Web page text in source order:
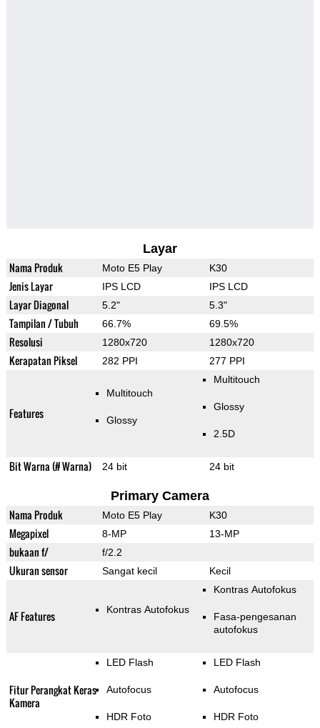
Layar
Nama Produk Moto E5 Play K30
Jenis Layar IPS LCD IPS LCD
Layar Diagonal 5.2" 5.3"
Tampilan / Tubuh 66.7% 69.5%
Resolusi 1280x720 1280x720
Kerapatan Piksel 282 PPI 277 PPI
Features
Multitouch
Glossy
Multitouch
Glossy
2.5D
Bit Warna (# Warna) 24 bit 24 bit
Primary Camera
Nama Produk Moto E5 Play K30
Megapixel 8-MP 13-MP
bukaan f/ f/2.2
Ukuran sensor Sangat kecil Kecil
AF Features Kontras Autofokus
Kontras Autofokus
Fasa-pengesanan
autofokus
Fitur Perangkat Keras
Kamera
LED Flash
Autofocus
HDR Foto
LED Flash
Autofocus
HDR Foto